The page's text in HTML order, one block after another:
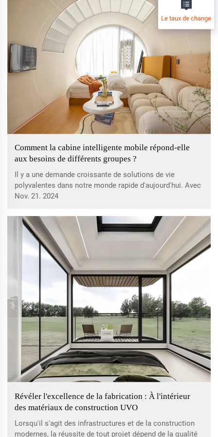
population augmente constamment. Elles sont...
Comment la cabine intelligente mobile répond-elle
aux besoins de différents groupes ?
Il y a une demande croissante de solutions de vie
polyvalentes dans notre monde rapide d'aujourd'hui. Avec
des villes qui deviennent de plus en plus densifiées et des
besoins variés de résidents avec des exigences
alternatives est de plus en plus important...
Nov. 21. 2024
Révéler l'excellence de la fabrication : À l'intérieur
des matériaux de construction UVO
Lorsqu'il s'agit des infrastructures et de la construction
modernes, la réussite de tout projet dépend de la qualité
Le taux de change